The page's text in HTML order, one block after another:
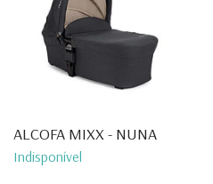
ALCOFA MIXX - NUNA
Indisponível